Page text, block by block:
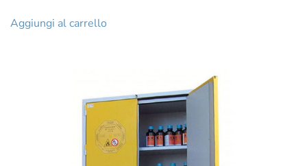
originaleattuale
Aggiungi al carrello